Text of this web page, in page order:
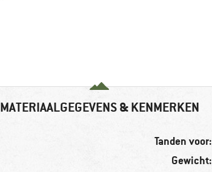
MATERIAALGEGEVENS & KENMERKEN
Tanden voor:
Gewicht: